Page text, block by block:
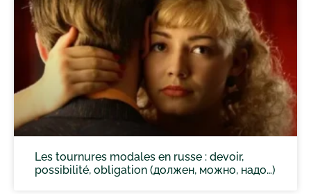
Les tournures modales en russe : devoir,
possibilité, obligation (должен, можно, надо…)